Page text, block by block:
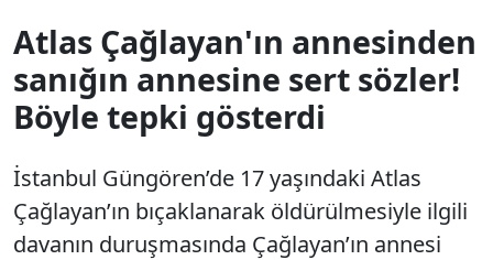
Atlas Çağlayan'ın annesinden
sanığın annesine sert sözler!
Böyle tepki gösterdi
İstanbul Güngören’de 17 yaşındaki Atlas
Çağlayan’ın bıçaklanarak öldürülmesiyle ilgili
davanın duruşmasında Çağlayan’ın annesi